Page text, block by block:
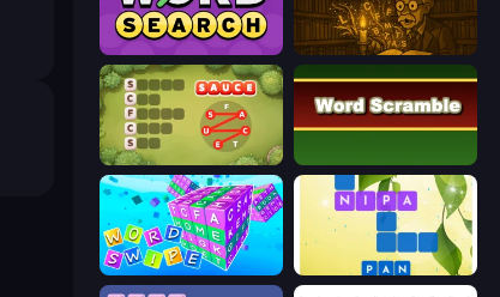
Daily Word Search Lexicon Quest
Crocword
Word Swipe Crossword Connect